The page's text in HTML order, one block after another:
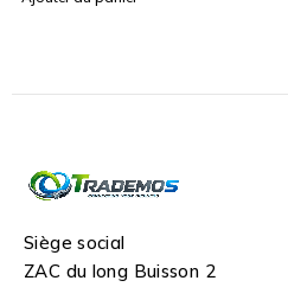
Siège social
ZAC du long Buisson 2